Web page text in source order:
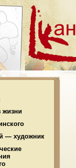
жизни
— художник